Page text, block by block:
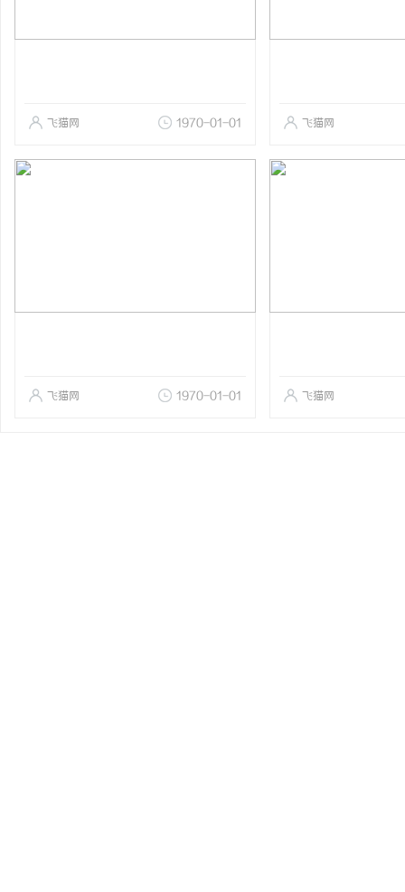
飞猫网 1970-01-01 飞猫网
飞猫网 1970-01-01 飞猫网